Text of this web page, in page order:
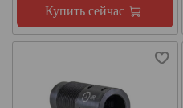
Купить сейчас